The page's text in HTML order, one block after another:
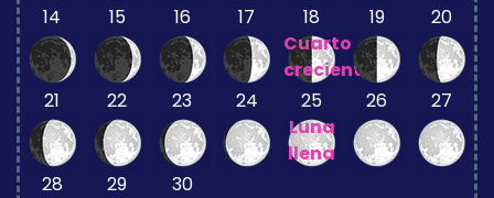
14 15 16 17
18
Cuarto
creciente
19 20
21 22 23 24
25
Luna
llena
26 27
28 29 30